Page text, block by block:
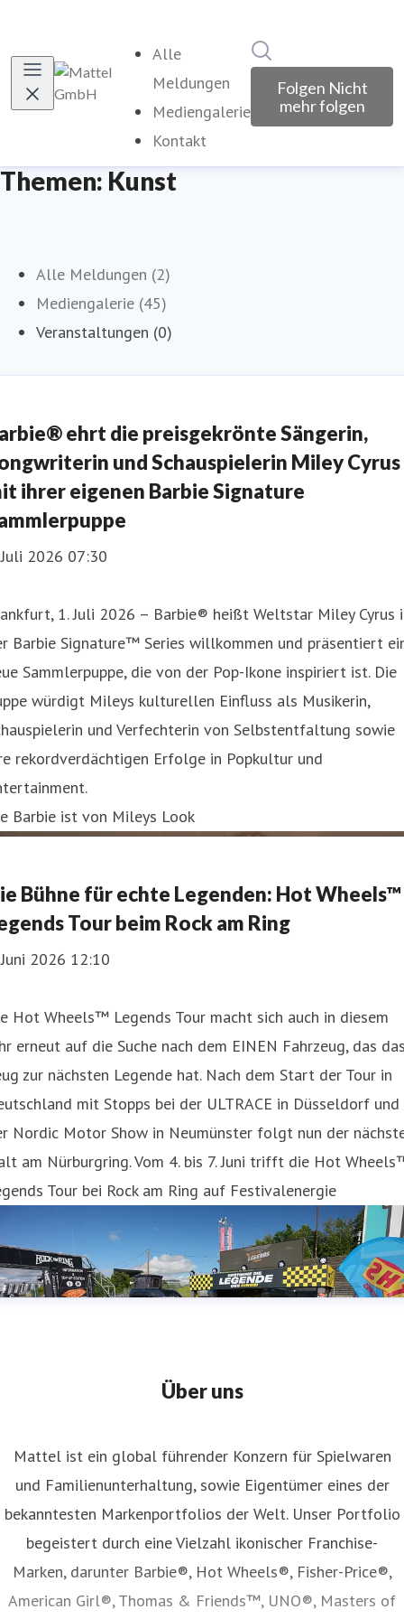
Alle
Meldungen
Mediengalerie
Kontakt
Folgen Nicht
mehr folgen
Themen: Kunst
Alle Meldungen (2)
Mediengalerie (45)
Veranstaltungen (0)
ehrt die preisgekrönte Sängerin,
und Schauspielerin Miley Cyrus
ihrer eigenen Barbie Signature
2026 07:30
1. Juli 2026 – Barbie® heißt Weltstar Miley Cyrus
Barbie Signature™ Series willkommen und präsentiert
Sammlerpuppe, die von der Pop-Ikone inspiriert ist. Die
würdigt Mileys kulturellen Einfluss als Musikerin,
und Verfechterin von Selbstentfaltung sowie
rekordverdächtigen Erfolge in Popkultur und
Barbie ist von Mileys Look
Bühne für echte Legenden: Hot Wheels™
Tour beim Rock am Ring
2026 12:10
Hot Wheels™ Legends Tour macht sich auch in diesem
erneut auf die Suche nach dem EINEN Fahrzeug, das
zur nächsten Legende hat. Nach dem Start der Tour in
mit Stopps bei der ULTRACE in Düsseldorf und
Nordic Motor Show in Neumünster folgt nun der
am Nürburgring. Vom 4. bis 7. Juni trifft die Hot
Tour bei Rock am Ring auf Festivalenergie
Über uns
Mattel ist ein global führender Konzern für Spielwaren
und Familienunterhaltung, sowie Eigentümer eines der
bekanntesten Markenportfolios der Welt. Unser Portfolio
begeistert durch eine Vielzahl ikonischer Franchise-
Marken, darunter Barbie®, Hot Wheels®, Fisher-Price®,
American Girl®, Thomas & Friends™, UNO®, Masters of